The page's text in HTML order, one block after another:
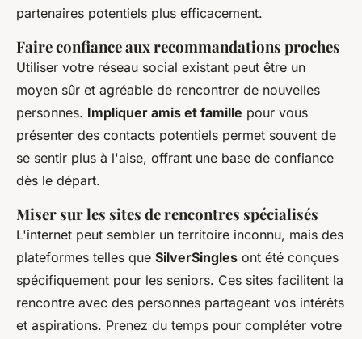
partenaires potentiels plus efficacement.
Faire confiance aux recommandations proches
Utiliser votre réseau social existant peut être un
moyen sûr et agréable de rencontrer de nouvelles
personnes. Impliquer amis et famille pour vous
présenter des contacts potentiels permet souvent de
se sentir plus à l'aise, offrant une base de confiance
dès le départ.
Miser sur les sites de rencontres spécialisés
L'internet peut sembler un territoire inconnu, mais des
plateformes telles que SilverSingles ont été conçues
spécifiquement pour les seniors. Ces sites facilitent la
rencontre avec des personnes partageant vos intérêts
et aspirations. Prenez du temps pour compléter votre